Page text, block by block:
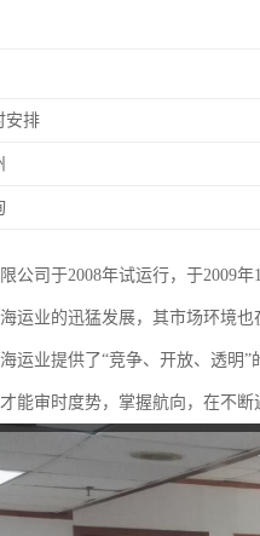
安排
公司于2008年试运行，于2009
运业的迅猛发展，其市场环境
运业提供了“竞争、开放、透明
能审时度势，掌握航向，在不